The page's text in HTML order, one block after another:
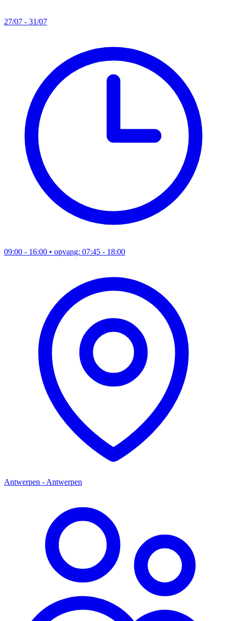
27/07 - 31/07
09:00 - 16:00 • opvang: 07:45 - 18:00
Antwerpen - Antwerpen